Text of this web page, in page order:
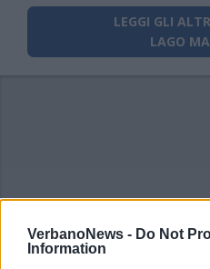
VerbanoNews - Do Not
Information
LEGGI GLI
LAGO